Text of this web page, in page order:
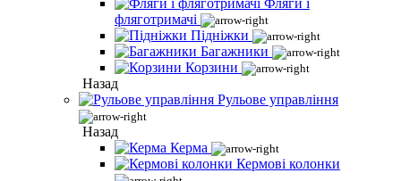
Фляги і
фляготримачі
Підніжки
Багажники
Корзини
Назад
Рульове управління
Назад
Керма
Кермові колонки